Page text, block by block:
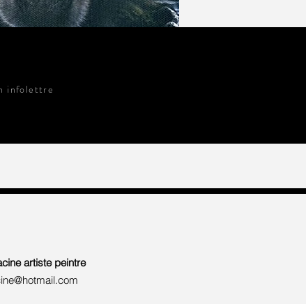
infolettre
artiste peintre